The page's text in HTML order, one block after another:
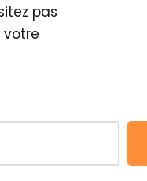
pas
votre